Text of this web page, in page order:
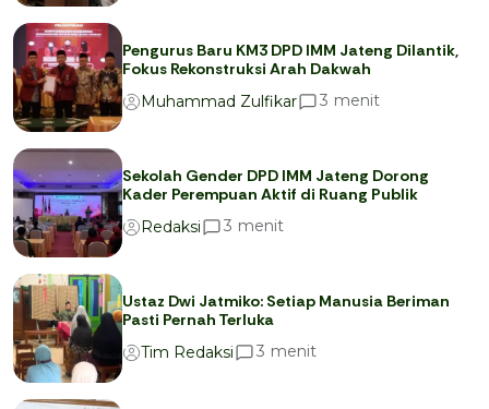
Pengurus Baru KM3 DPD IMM Jateng Dilantik,
Fokus Rekonstruksi Arah Dakwah
Muhammad Zulfikar
3 menit
Sekolah Gender DPD IMM Jateng Dorong
Kader Perempuan Aktif di Ruang Publik
Redaksi
3 menit
Ustaz Dwi Jatmiko: Setiap Manusia Beriman
Pasti Pernah Terluka
Tim Redaksi
3 menit